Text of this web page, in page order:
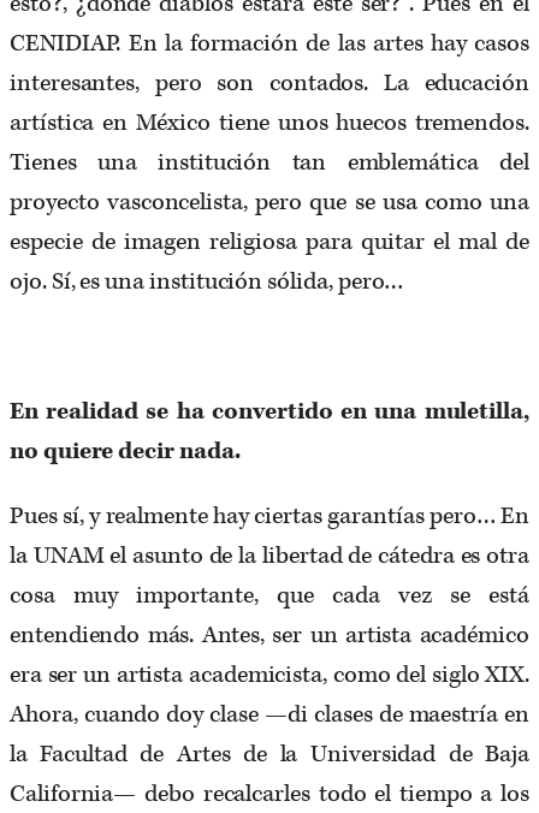
CENIDIAP. En la formación de las artes hay casos
interesantes, pero son contados. La educación
artística en México tiene unos huecos tremendos.
Tienes una institución tan emblemática del
proyecto vasconcelista, pero que se usa como una
especie de imagen religiosa para quitar el mal de
ojo. Sí, es una institución sólida, pero…
En realidad se ha convertido en una muletilla,
no quiere decir nada.
Pues sí, y realmente hay ciertas garantías pero… En
la UNAM el asunto de la libertad de cátedra es otra
cosa muy importante, que cada vez se está
entendiendo más. Antes, ser un artista académico
era ser un artista academicista, como del siglo XIX.
Ahora, cuando doy clase —di clases de maestría en
la Facultad de Artes de la Universidad de Baja
California— debo recalcarles todo el tiempo a los